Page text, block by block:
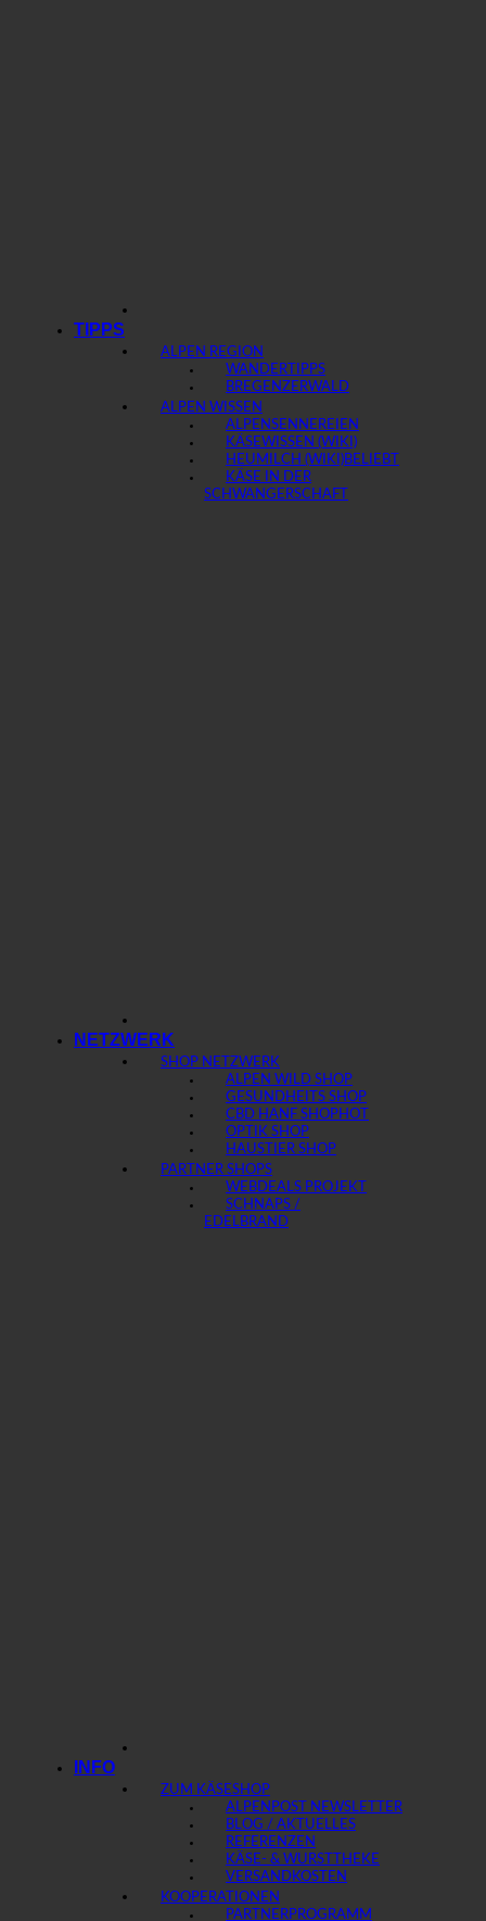
TIPPS
ALPEN REGION
WANDERTIPPS
BREGENZERWALD
ALPEN WISSEN
ALPENSENNEREIEN
KÄSEWISSEN (WIKI)
HEUMILCH (WIKI)
KÄSE IN DER
SCHWANGERSCHAFT
NETZWERK
SHOP NETZWERK
ALPEN WILD SHOP
GESUNDHEITS SHOP
CBD HANF SHOP
OPTIK SHOP
HAUSTIER SHOP
PARTNER SHOPS
WEBDEALS PROJEKT
SCHNAPS /
EDELBRAND
INFO
ZUM KÄSESHOP
ALPENPOST NEWSLETTER
BLOG / AKTUELLES
REFERENZEN
KÄSE- & WURSTTHEKE
VERSANDKOSTEN
KOOPERATIONEN
PARTNERPROGRAMM